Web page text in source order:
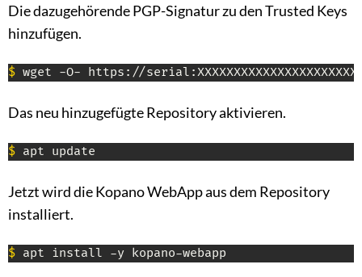
Die dazugehörende PGP-Signatur zu den Trusted Keys
hinzufügen.
$ wget -O- https://
Das neu hinzugefügte Repository aktivieren.
$ apt update
Jetzt wird die Kopano WebApp aus dem Repository
installiert.
$ apt install -y kopano-webapp